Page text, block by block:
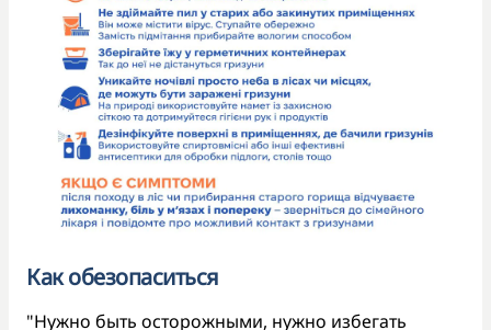
Как обезопаситься
"Нужно быть осторожными, нужно избегать